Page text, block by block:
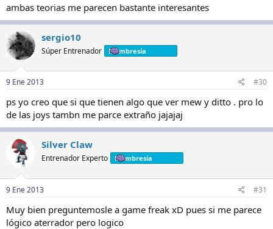
ambas teorias me parecen bastante interesantes
sergio10
Súper Entrenador Membresía
9 Ene 2013 #30
ps yo creo que si que tienen algo que ver mew y ditto . pro lo
de las joys tambn me parce extraño jajajaj
Silver Claw
Entrenador Experto Membresía
9 Ene 2013 #31
Muy bien preguntemosle a game freak xD pues si me parece
lógico aterrador pero logico